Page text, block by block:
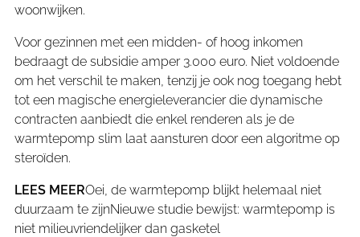
woonwijken.
Voor gezinnen met een midden- of hoog inkomen
bedraagt de subsidie amper 3.000 euro. Niet voldoende
om het verschil te maken, tenzij je ook nog toegang hebt
tot een magische energieleverancier die dynamische
contracten aanbiedt die enkel renderen als je de
warmtepomp slim laat aansturen door een algoritme op
steroïden.
LEES MEEROei, de warmtepomp blijkt helemaal niet
duurzaam te zijnNieuwe studie bewijst: warmtepomp is
niet milieuvriendelijker dan gasketel